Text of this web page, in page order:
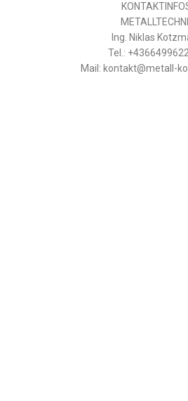
Ing. Niklas
Tel.:
Mail: kontakt@metall-